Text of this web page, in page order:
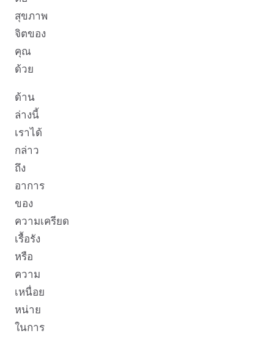
สุขภาพ
จิตของ
คุณ
ด้วย
ด้าน
ล่างนี้
เราได้
กล่าว
ถึง
อาการ
ของ
ความเครียด
เรื้อรัง
หรือ
ความ
เหนื่อย
หน่าย
ในการ